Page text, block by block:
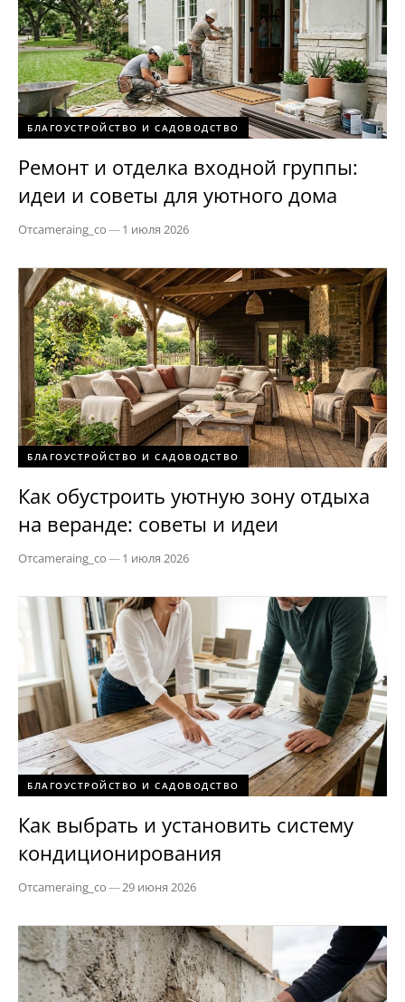
БЛАГОУСТРОЙСТВО И САДОВОДСТВО
Ремонт и отделка входной группы:
идеи и советы для уютного дома
Отcameraing_co—1 июля 2026
БЛАГОУСТРОЙСТВО И САДОВОДСТВО
Как обустроить уютную зону отдыха
на веранде: советы и идеи
Отcameraing_co—1 июля 2026
БЛАГОУСТРОЙСТВО И САДОВОДСТВО
Как выбрать и установить систему
кондиционирования
Отcameraing_co—29 июня 2026